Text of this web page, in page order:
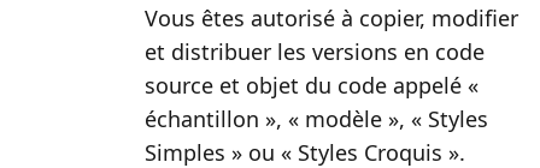
Vous êtes autorisé à copier, modifier
et distribuer les versions en code
source et objet du code appelé «
échantillon », « modèle », « Styles
Simples » ou « Styles Croquis ».